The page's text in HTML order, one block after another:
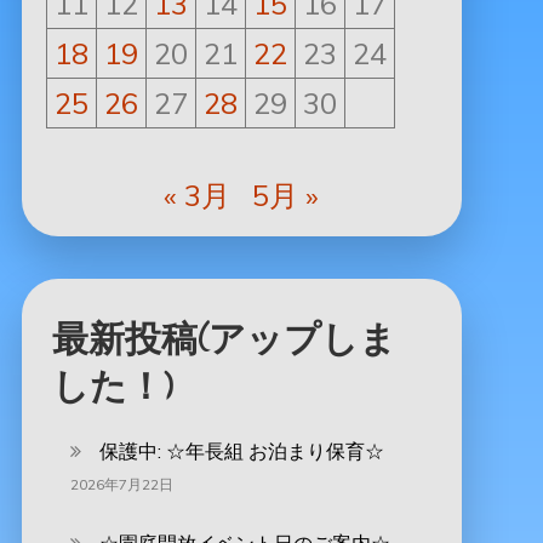
18 19 20 21 22 23 24
25 26 27 28 29 30
« 3月 5月 »
最新投稿(アップしま
した！)
保護中: ‪☆年長組 お泊まり保育☆
2026年7月22日